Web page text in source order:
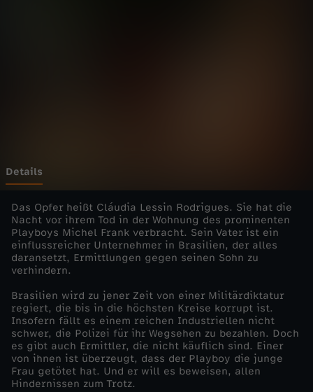
t
o
r
y
-
D
e
Details
Das Opfer heißt Cláudia Lessin Rodrigues. Sie hat die
Nacht vor ihrem Tod in der Wohnung des prominenten
Playboys Michel Frank verbracht. Sein Vater ist ein
einflussreicher Unternehmer in Brasilien, der alles
daransetzt, Ermittlungen gegen seinen Sohn zu
verhindern.
Brasilien wird zu jener Zeit von einer Militärdiktatur
regiert, die bis in die höchsten Kreise korrupt ist.
Insofern fällt es einem reichen Industriellen nicht
schwer, die Polizei für ihr Wegsehen zu bezahlen. Doch
es gibt auch Ermittler, die nicht käuflich sind. Einer
von ihnen ist überzeugt, dass der Playboy die junge
Frau getötet hat. Und er will es beweisen, allen
Hindernissen zum Trotz.